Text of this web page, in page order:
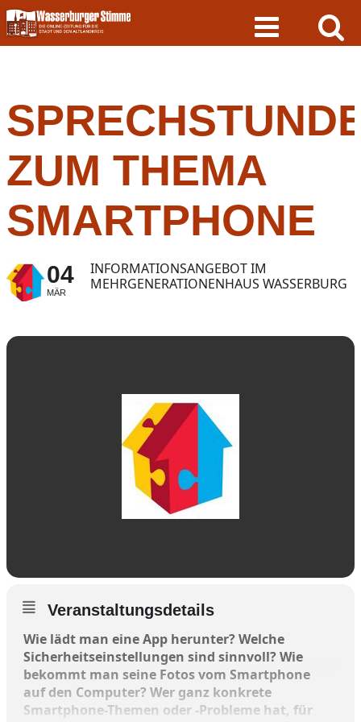
Skip
to
content
ZUM THEMA
SMARTPHONE
04
MÄR
INFORMATIONSANGEBOT IM
MEHRGENERATIONENHAUS WASSERBURG
Veranstaltungsdetails
Wie lädt man eine App herunter? Welche
Sicherheitseinstellungen sind sinnvoll? Wie
bekommt man seine Fotos vom Smartphone
auf den Computer? Wer ganz konkrete
Smartphone-Themen oder -Probleme hat, für